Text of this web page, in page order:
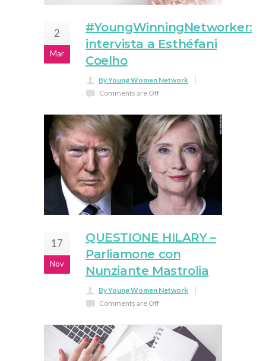
2
Mar
#YoungWinningNetworker:
intervista a Esthéfani
Coelho
By Young Women Network
Comments are Off
17
Nov
QUESTIONE HILARY –
Parliamone con
Nunziante Mastrolia
By Young Women Network
Comments are Off